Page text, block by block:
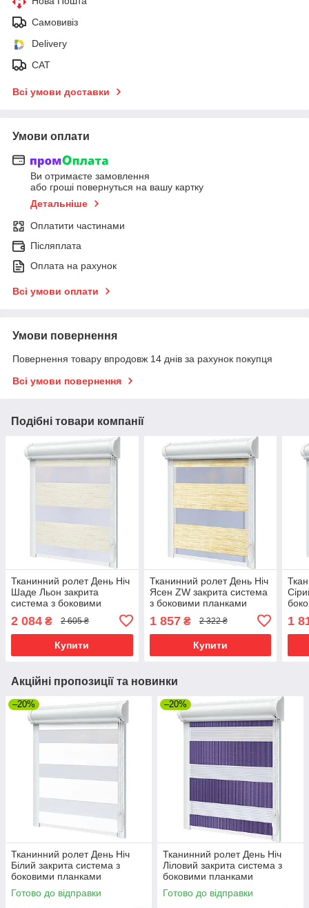
Самовивіз
Delivery
САТ
Всі умови доставки
Умови оплати
Ви отримаєте замовлення
або гроші повернуться на вашу картку
Детальніше
Оплатити частинами
Післяплата
Оплата на рахунок
Всі умови оплати
Умови повернення
Повернення товару впродовж 14 днів за рахунок покупця
Всі умови повернення
Подібні товари компанії
Тканинний ролет День Ніч
Шаде Льон закрита
система з боковими
2 084 ₴ 2 605 ₴
Купити
Тканинний ролет День Ніч
Ясен ZW закрита система
з боковими планками
1 857₴ 2 322 ₴
Купити
1
Акційні пропозиції та новинки
–20%
Тканинний ролет День Ніч
Білий закрита система з
боковими планками
Готово до відправки
–20%
Тканинний ролет День Ніч
Ліловий закрита система з
боковими планками
Готово до відправки